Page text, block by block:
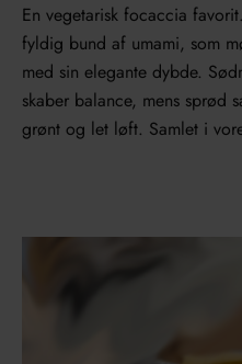
En vegetarisk focaccia
fyldig bund af umami, som
med sin elegante dybde.
skaber balance, mens sprød
grønt og let løft. Samlet i